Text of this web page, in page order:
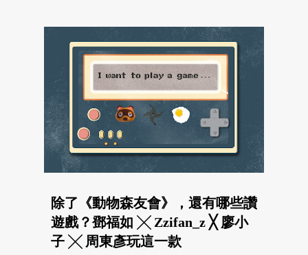
除了《動物森友會》，還有哪些讚
遊戲？鄧福如 ╳ Zzifan_z ╳ 廖小
子 ╳ 周東彥玩這一款